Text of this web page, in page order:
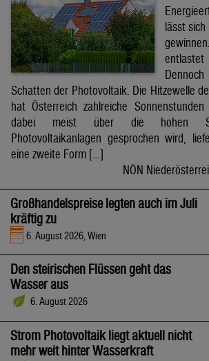
lässt
entlastet
Schatten der Photovoltaik. Die Hitzewelle
hat Österreich zahlreiche
dabei meist über die hohen
Photovoltaikanlagen gesprochen wird,
eine zweite Form […]
NÖN
Großhandelspreise legten auch im Juli
kräftig zu
6. August 2026, Wien
Den steirischen Flüssen geht das
Wasser aus
6. August 2026
Strom Photovoltaik liegt aktuell nicht
mehr weit hinter Wasserkraft